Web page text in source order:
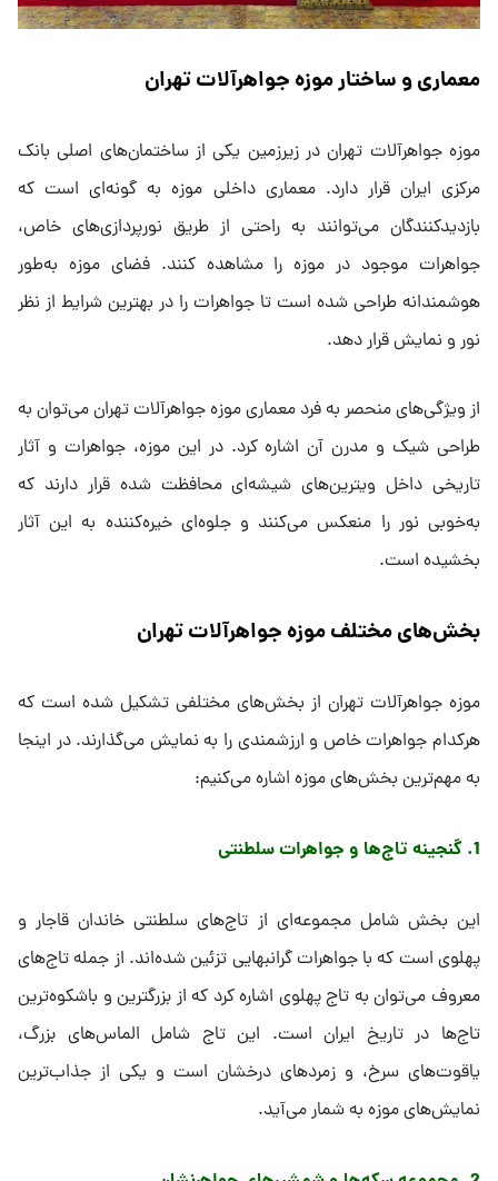
معماری و ساختار موزه جواهرآلات تهران
موزه جواهرآلات تهران در زیرزمین یکی از ساختمان‌های اصلی بانک
مرکزی ایران قرار دارد. معماری داخلی موزه به گونه‌ای است که
بازدیدکنندگان می‌توانند به راحتی از طریق نورپردازی‌های خاص،
جواهرات موجود در موزه را مشاهده کنند. فضای موزه به‌طور
هوشمندانه طراحی شده است تا جواهرات را در بهترین شرایط از نظر
نور و نمایش قرار دهد.
از ویژگی‌های منحصر به فرد معماری موزه جواهرآلات تهران می‌توان به
طراحی شیک و مدرن آن اشاره کرد. در این موزه، جواهرات و آثار
تاریخی داخل ویترین‌های شیشه‌ای محافظت شده قرار دارند که
به‌خوبی نور را منعکس می‌کنند و جلوه‌ای خیره‌کننده به این آثار
بخشیده است.
بخش‌های مختلف موزه جواهرآلات تهران
موزه جواهرآلات تهران از بخش‌های مختلفی تشکیل شده است که
هرکدام جواهرات خاص و ارزشمندی را به نمایش می‌گذارند. در اینجا
به مهم‌ترین بخش‌های موزه اشاره می‌کنیم:
1. گنجینه تاج‌ها و جواهرات سلطنتی
این بخش شامل مجموعه‌ای از تاج‌های سلطنتی خاندان قاجار و
پهلوی است که با جواهرات گرانبهایی تزئین شده‌اند. از جمله تاج‌های
معروف می‌توان به تاج پهلوی اشاره کرد که از بزرگترین و باشکوه‌ترین
تاج‌ها در تاریخ ایران است. این تاج شامل الماس‌های بزرگ،
یاقوت‌های سرخ، و زمردهای درخشان است و یکی از جذاب‌ترین
نمایش‌های موزه به شمار می‌آید.